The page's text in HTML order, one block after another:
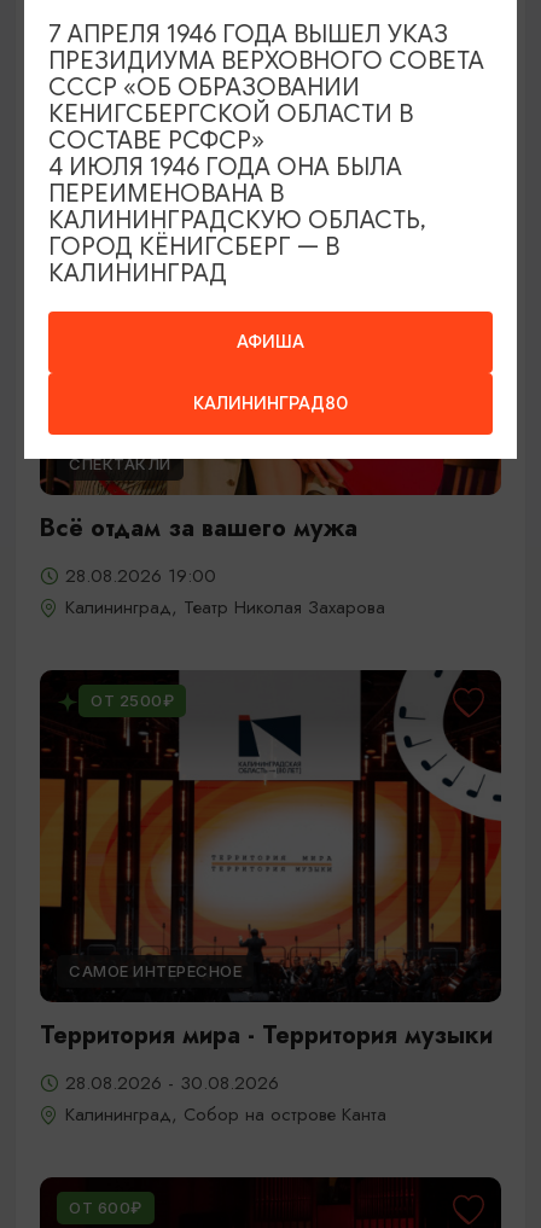
Ужин дураков
28.08.2026 19:00
Гурьевск, Центр культуры и досуга г. Гурьевск
ОТ 1200₽ ПУШКИНСКАЯ КАРТА
СПЕКТАКЛИ
Всё отдам за вашего мужа
28.08.2026 19:00
Калининград, Театр Николая Захарова
ОТ 2500₽
САМОЕ ИНТЕРЕСНОЕ
Территория мира - Территория музыки
28.08.2026 - 30.08.2026
Калининград, Собор на острове Канта
ОТ 600₽
АФИША
КАЛИНИНГРАД80
7 АПРЕЛЯ 1946 ГОДА ВЫШЕЛ УКАЗ
ПРЕЗИДИУМА ВЕРХОВНОГО СОВЕТА
СССР «ОБ ОБРАЗОВАНИИ
КЕНИГСБЕРГСКОЙ ОБЛАСТИ В
СОСТАВЕ РСФСР»
4 ИЮЛЯ 1946 ГОДА ОНА БЫЛА
ПЕРЕИМЕНОВАНА В
КАЛИНИНГРАДСКУЮ ОБЛАСТЬ,
ГОРОД КЁНИГСБЕРГ — В
КАЛИНИНГРАД